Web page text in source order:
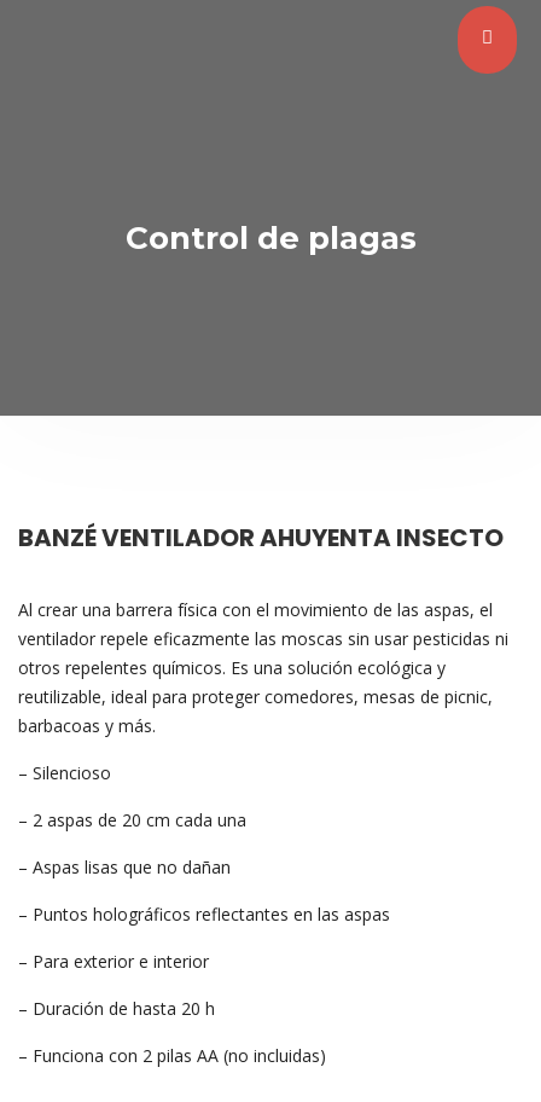
Control de plagas
BANZÉ VENTILADOR AHUYENTA INSECTO
Al crear una barrera física con el movimiento de las aspas, el
ventilador repele eficazmente las moscas sin usar pesticidas ni
otros repelentes químicos. Es una solución ecológica y
reutilizable, ideal para proteger comedores, mesas de picnic,
barbacoas y más.
– Silencioso
– 2 aspas de 20 cm cada una
– Aspas lisas que no dañan
– Puntos holográficos reflectantes en las aspas
– Para exterior e interior
– Duración de hasta 20 h
– Funciona con 2 pilas AA (no incluidas)